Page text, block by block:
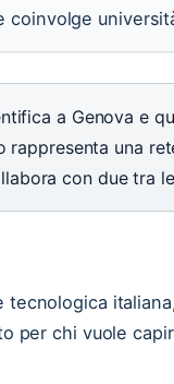
coinvolge
a Genova e
rappresenta una
con due tra
tecnologica
per chi vuole